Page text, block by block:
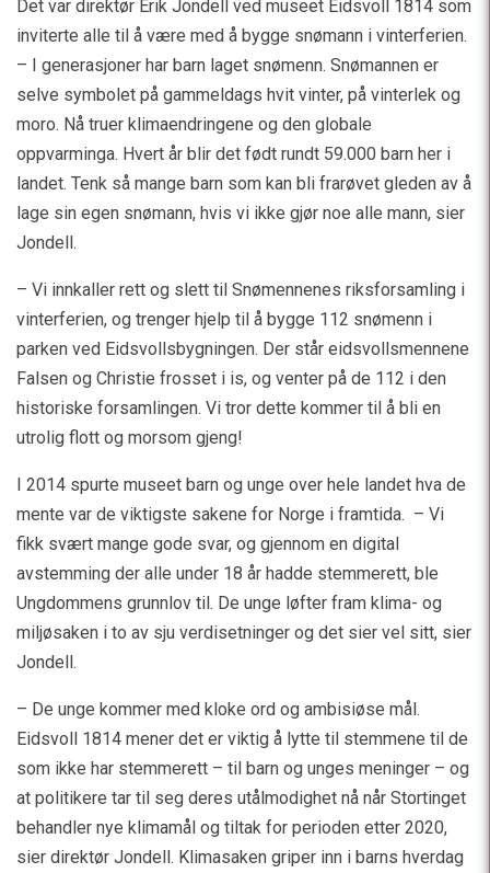
Det var direktør Erik Jondell ved museet Eidsvoll 1814 som
inviterte alle til å være med å bygge snømann i vinterferien.
– I generasjoner har barn laget snømenn. Snømannen er
selve symbolet på gammeldags hvit vinter, på vinterlek og
moro. Nå truer klimaendringene og den globale
oppvarminga. Hvert år blir det født rundt 59.000 barn her i
landet. Tenk så mange barn som kan bli frarøvet gleden av å
lage sin egen snømann, hvis vi ikke gjør noe alle mann, sier
Jondell.
– Vi innkaller rett og slett til Snømennenes riksforsamling i
vinterferien, og trenger hjelp til å bygge 112 snømenn i
parken ved Eidsvollsbygningen. Der står eidsvollsmennene
Falsen og Christie frosset i is, og venter på de 112 i den
historiske forsamlingen. Vi tror dette kommer til å bli en
utrolig flott og morsom gjeng! ‪
I 2014 spurte museet barn og unge over hele landet hva de
mente var de viktigste sakene for Norge i framtida. – Vi
fikk svært mange gode svar, og gjennom en digital
avstemming der alle under 18 år hadde stemmerett, ble
Ungdommens grunnlov til. De unge løfter fram klima- og
miljøsaken i to av sju verdisetninger og det sier vel sitt, sier
Jondell.
– De unge kommer med kloke ord og ambisiøse mål.
Eidsvoll 1814 mener det er viktig å lytte til stemmene til de
som ikke har stemmerett – til barn og unges meninger – og
at politikere tar til seg deres utålmodighet nå når Stortinget
behandler nye klimamål og tiltak for perioden etter 2020,
sier direktør Jondell. Klimasaken griper inn i barns hverdag